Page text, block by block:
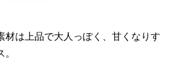
材は上品で大人っぽく、甘くなりす